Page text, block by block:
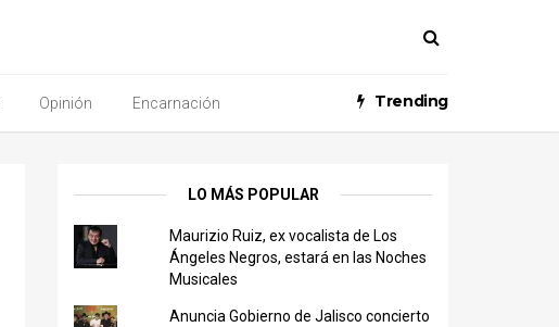
Opinión Encarnación Trending
LO MÁS POPULAR
Maurizio Ruiz, ex vocalista de Los
Ángeles Negros, estará en las Noches
Musicales
Anuncia Gobierno de Jalisco concierto